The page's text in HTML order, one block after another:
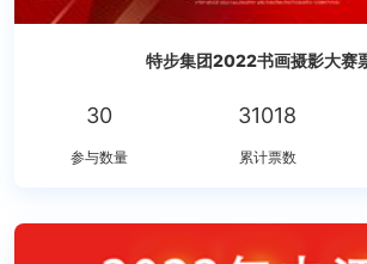
特步集团2022书画摄影大赛
30 31018
参与数量 累计票数